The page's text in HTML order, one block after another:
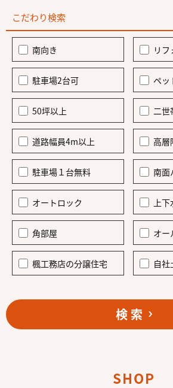
こだわり検索
南向き リ
駐車場2台可 ペッ
50坪以上 二世
道路幅員4m以上 高層
駐車場１台無料 南面
オートロック 上
角部屋 オー
楓工務店の分譲住宅 自社
検 索
SHOP